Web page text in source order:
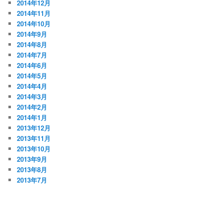
2014年12月
2014年11月
2014年10月
2014年9月
2014年8月
2014年7月
2014年6月
2014年5月
2014年4月
2014年3月
2014年2月
2014年1月
2013年12月
2013年11月
2013年10月
2013年9月
2013年8月
2013年7月